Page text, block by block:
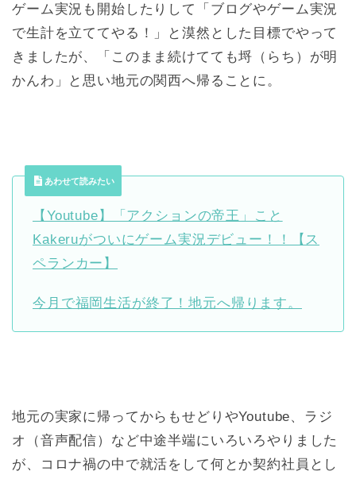
ゲーム実況も開始したりして「ブログやゲーム実況
で生計を立ててやる！」と漠然とした目標でやって
きましたが、「このまま続けてても埒（らち）が明
かんわ」と思い地元の関西へ帰ることに。
あわせて読みたい
【Youtube】「アクションの帝王」こと
Kakeruがついにゲーム実況デビュー！！【ス
ペランカー】
今月で福岡生活が終了！地元へ帰ります。
地元の実家に帰ってからもせどりやYoutube、ラジ
オ（音声配信）など中途半端にいろいろやりました
が、コロナ禍の中で就活をして何とか契約社員とし